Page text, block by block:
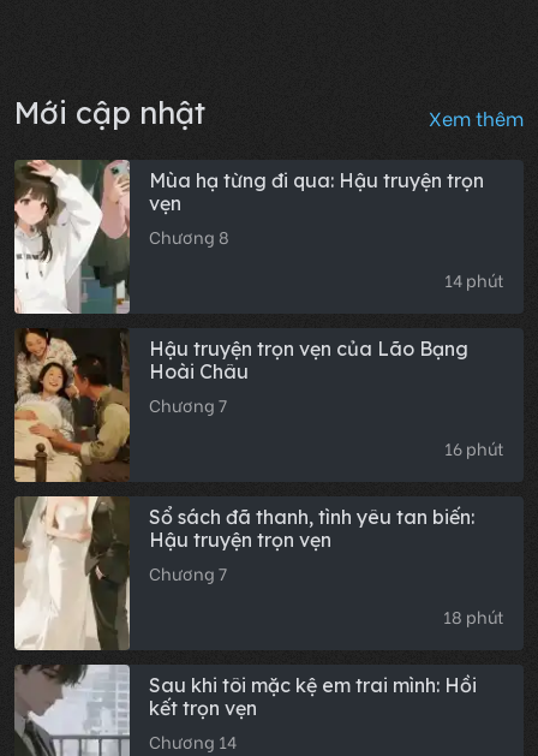
Mới cập nhật Xem thêm
Mùa hạ từng đi qua: Hậu truyện trọn
vẹn
Chương 8
14 phút
Hậu truyện trọn vẹn của Lão Bạng
Hoài Châu
Chương 7
16 phút
Sổ sách đã thanh, tình yêu tan biến:
Hậu truyện trọn vẹn
Chương 7
18 phút
Sau khi tôi mặc kệ em trai mình: Hồi
kết trọn vẹn
Chương 14